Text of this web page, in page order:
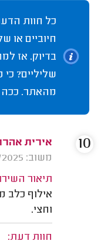
כל חוות
חיוביים או
בדיוק. אז
שליליים?
מהאתר.
אירית
משוב: 23/04/2025
תיאור
אילוף כלב
וחצי.
חוות דעת:
10